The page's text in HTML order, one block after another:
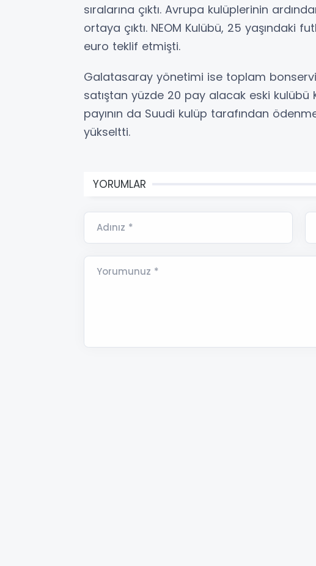
sıralarına çıktı. Avrupa kulüplerinin
ortaya çıktı. NEOM Kulübü, 25 yaşındaki
euro teklif etmişti.
Galatasaray yönetimi ise toplam
satıştan yüzde 20 pay alacak eski kulübü
payının da Suudi kulüp tarafından
yükseltti.
YORUMLAR
Adınız *
Yorumunuz *